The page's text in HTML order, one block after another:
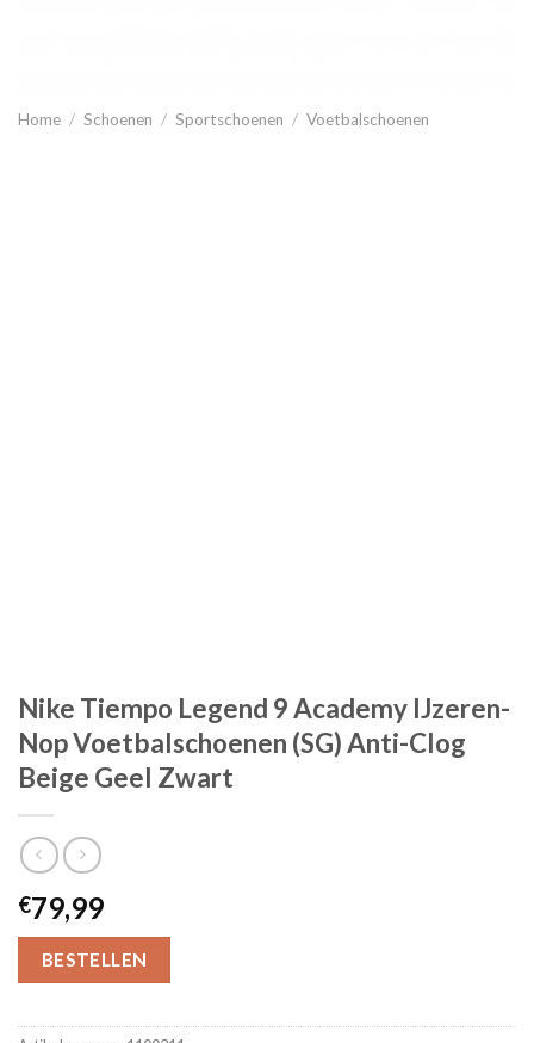
Home / Schoenen / Sportschoenen / Voetbalschoenen
Nike Tiempo Legend 9 Academy IJzeren-
Nop Voetbalschoenen (SG) Anti-Clog
Beige Geel Zwart
€79,99
BESTELLEN